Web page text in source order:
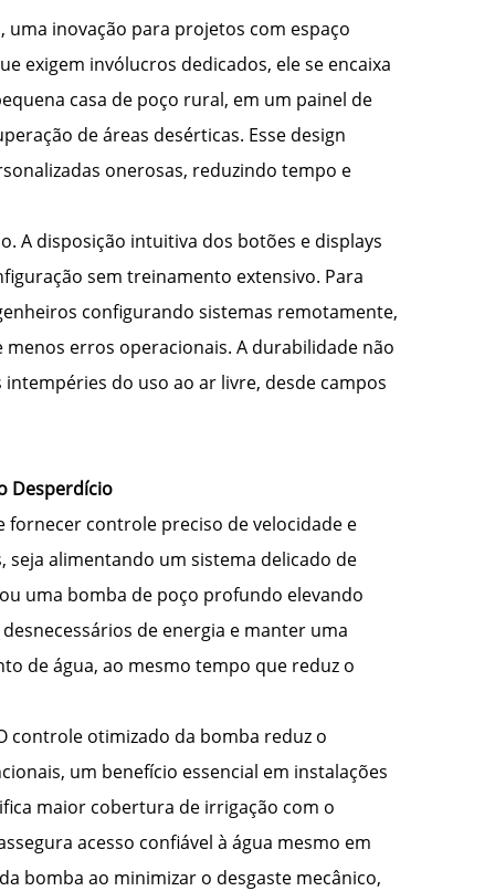
uma inovação para projetos com espaço
exigem invólucros dedicados, ele se encaixa
casa de poço rural, em um painel de
de áreas desérticas. Esse design
onerosas, reduzindo tempo e
A disposição intuitiva dos botões e displays
sem treinamento extensivo. Para
configurando sistemas remotamente,
erros operacionais. A durabilidade não
do uso ao ar livre, desde campos
Desperdício
fornecer controle preciso de velocidade e
seja alimentando um sistema delicado de
uma bomba de poço profundo elevando
de energia e manter uma
de água, ao mesmo tempo que reduz o
controle otimizado da bomba reduz o
um benefício essencial em instalações
maior cobertura de irrigação com o
acesso confiável à água mesmo em
bomba ao minimizar o desgaste mecânico,